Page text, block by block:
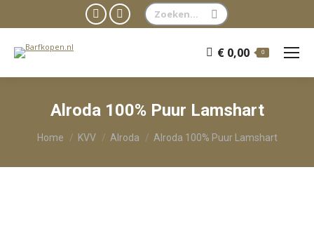
Facebook
in
window
WhatsApp
in
window
Zoeken:
€ 0,00 0
Alroda 100% Puur Lamshart
Je bent hier:
Home KVV Alroda Alroda 100% Puur Lamshart